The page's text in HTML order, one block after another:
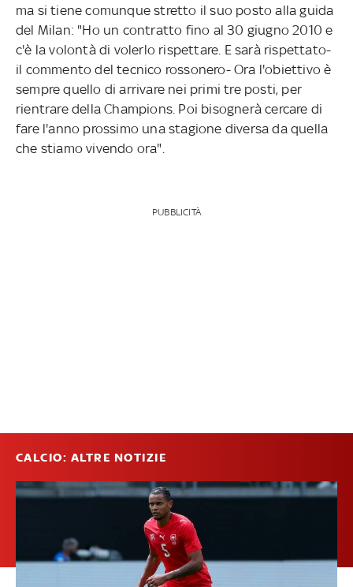
ma si tiene comunque stretto il suo posto alla guida
del Milan: "Ho un contratto fino al 30 giugno 2010 e
c'è la volontà di volerlo rispettare. E sarà rispettato-
il commento del tecnico rossonero- Ora l'obiettivo è
sempre quello di arrivare nei primi tre posti, per
rientrare della Champions. Poi bisognerà cercare di
fare l'anno prossimo una stagione diversa da quella
che stiamo vivendo ora".
PUBBLICITÀ
CALCIO: ALTRE NOTIZIE